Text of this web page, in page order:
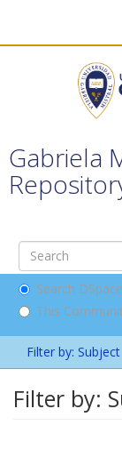
Gabriela
Search DSpace
This
Filter by: Subject
Filter by: